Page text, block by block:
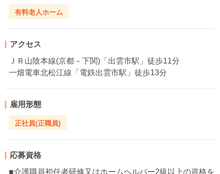
有料老人ホーム
アクセス
ＪＲ山陰本線(京都－下関)「出雲市駅」徒歩11分
一畑電車北松江線「電鉄出雲市駅」徒歩13分
雇用形態
正社員(正職員)
応募資格
■介護職員初任者研修又はホームヘルパー2級以上の資格を